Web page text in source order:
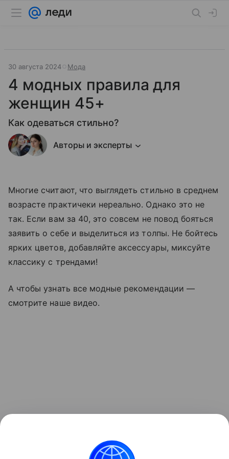
30 августа 2024 Мода
4 модных правила для
женщин 45+
Как одеваться стильно?
Авторы и эксперты
Многие считают, что выглядеть стильно в среднем
возрасте практичеки нереально. Однако это не
так. Если вам за 40, это совсем не повод бояться
заявить о себе и выделиться из толпы. Не бойтесь
ярких цветов, добавляйте аксессуары, миксуйте
классику с трендами!
А чтобы узнать все модные рекомендации —
смотрите наше видео.